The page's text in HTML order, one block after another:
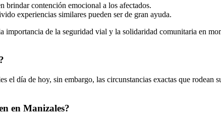
brindar contención emocional a los afectados.
experiencias similares pueden ser de gran ayuda.
de la seguridad vial y la solidaridad comunitaria en
día de hoy, sin embargo, las circunstancias exactas que rodean
en Manizales?